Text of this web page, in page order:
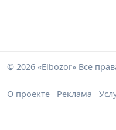
© 2026 «Elbozor» Все
О проекте Реклама